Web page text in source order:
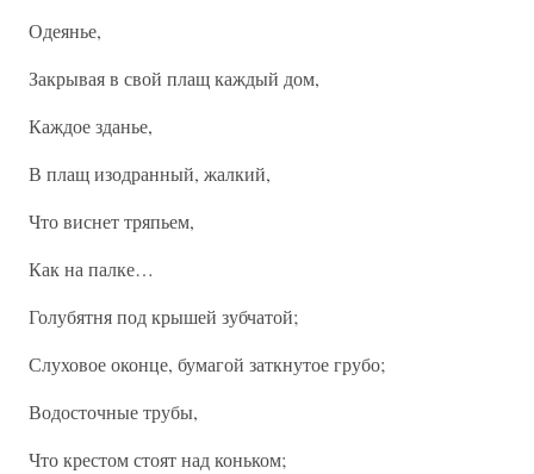
Одеянье,
Закрывая в свой плащ каждый дом,
Каждое зданье,
В плащ изодранный, жалкий,
Что виснет тряпьем,
Как на палке…
Голубятня под крышей зубчатой;
Слуховое оконце, бумагой заткнутое грубо;
Водосточные трубы,
Что крестом стоят над коньком;